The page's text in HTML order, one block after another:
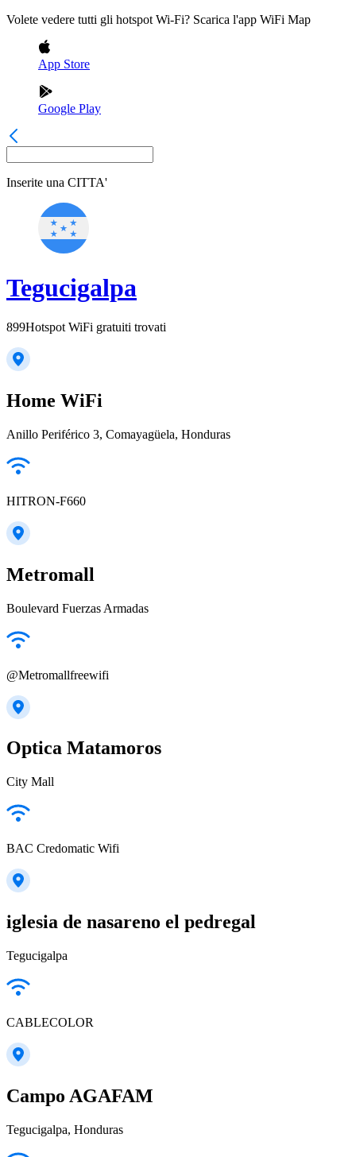
Volete vedere tutti gli hotspot Wi-Fi? Scarica l'app WiFi Map
App Store
Google Play
Inserite una CITTA'
Tegucigalpa
899Hotspot WiFi gratuiti trovati
Home WiFi
Anillo Periférico 3, Comayagüela, Honduras
HITRON-F660
Metromall
Boulevard Fuerzas Armadas
@Metromallfreewifi
Optica Matamoros
City Mall
BAC Credomatic Wifi
iglesia de nasareno el pedregal
Tegucigalpa
CABLECOLOR
Campo AGAFAM
Tegucigalpa, Honduras